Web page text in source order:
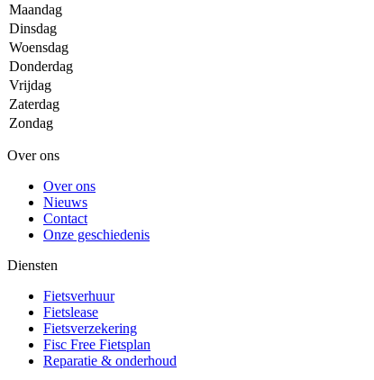
Maandag
Dinsdag
Woensdag
Donderdag
Vrijdag
Zaterdag
Zondag
Over ons
Over ons
Nieuws
Contact
Onze geschiedenis
Diensten
Fietsverhuur
Fietslease
Fietsverzekering
Fisc Free Fietsplan
Reparatie & onderhoud